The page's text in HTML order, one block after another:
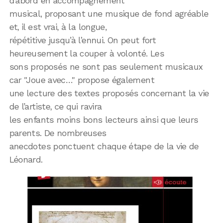
musical, proposant une musique de fond agréable
et, il est vrai, à la longue,
répétitive jusqu’à l’ennui. On peut fort
heureusement la couper à volonté. Les
sons proposés ne sont pas seulement musicaux
car "Joue avec…" propose également
une lecture des textes proposés concernant la vie
de l’artiste, ce qui ravira
les enfants moins bons lecteurs ainsi que leurs
parents. De nombreuses
anecdotes ponctuent chaque étape de la vie de
Léonard.